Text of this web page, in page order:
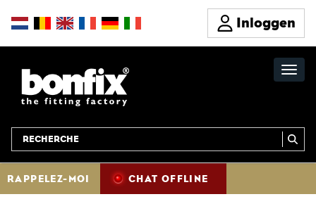
Inloggen
RAPPELEZ-MOI CHAT OFFLINE